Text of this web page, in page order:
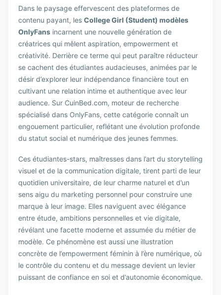
Dans le paysage effervescent des plateformes de
contenu payant, les College Girl (Student) modèles
OnlyFans incarnent une nouvelle génération de
créatrices qui mêlent aspiration, empowerment et
créativité. Derrière ce terme qui peut paraître réducteur
se cachent des étudiantes audacieuses, animées par le
désir d’explorer leur indépendance financière tout en
cultivant une relation intime et authentique avec leur
audience. Sur CuinBed.com, moteur de recherche
spécialisé dans OnlyFans, cette catégorie connaît un
engouement particulier, reflétant une évolution profonde
du statut social et numérique des jeunes femmes.
Ces étudiantes-stars, maîtresses dans l’art du storytelling
visuel et de la communication digitale, tirent parti de leur
quotidien universitaire, de leur charme naturel et d’un
sens aigu du marketing personnel pour construire une
marque à leur image. Elles naviguent avec élégance
entre étude, ambitions personnelles et vie digitale,
révélant une facette moderne et assumée du métier de
modèle. Ce phénomène est aussi une illustration
concrète de l’empowerment féminin à l’ère numérique, où
le contrôle du contenu et du message devient un levier
puissant de confiance en soi et d’autonomie économique.